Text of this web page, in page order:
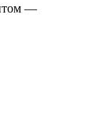
—